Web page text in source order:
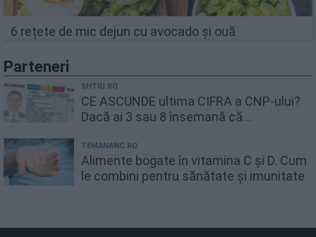
6 rețete de mic dejun cu avocado și ouă
Parteneri
SHTIU.RO
CE ASCUNDE ultima CIFRA a CNP-ului?
Dacă ai 3 sau 8 însemană că...
TEMANANC.RO
Alimente bogate în vitamina C și D. Cum
le combini pentru sănătate și imunitate